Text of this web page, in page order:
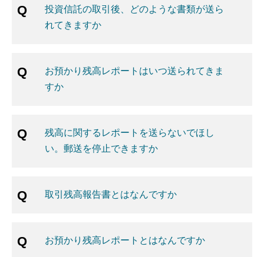
投資信託の取引後、どのような書類が送ら
れてきますか
お預かり残高レポートはいつ送られてきま
すか
残高に関するレポートを送らないでほし
い。郵送を停止できますか
取引残高報告書とはなんですか
お預かり残高レポートとはなんですか